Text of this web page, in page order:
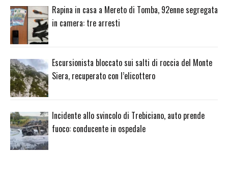
Rapina in casa a Mereto di Tomba, 92enne segregata
in camera: tre arresti
Escursionista bloccato sui salti di roccia del Monte
Siera, recuperato con l’elicottero
Incidente allo svincolo di Trebiciano, auto prende
fuoco: conducente in ospedale